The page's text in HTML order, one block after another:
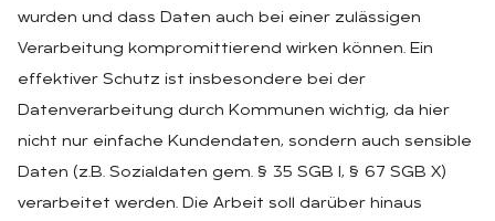
wurden und dass Daten auch bei einer zulässigen
Verarbeitung kompromittierend wirken können. Ein
effektiver Schutz ist insbesondere bei der
Datenverarbeitung durch Kommunen wichtig, da hier
nicht nur einfache Kundendaten, sondern auch sensible
Daten (z.B. Sozialdaten gem. § 35 SGB I, § 67 SGB X)
verarbeitet werden. Die Arbeit soll darüber hinaus